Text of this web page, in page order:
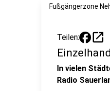
Fußgängerzone
Teilen: open_in_new
In vielen
Radio